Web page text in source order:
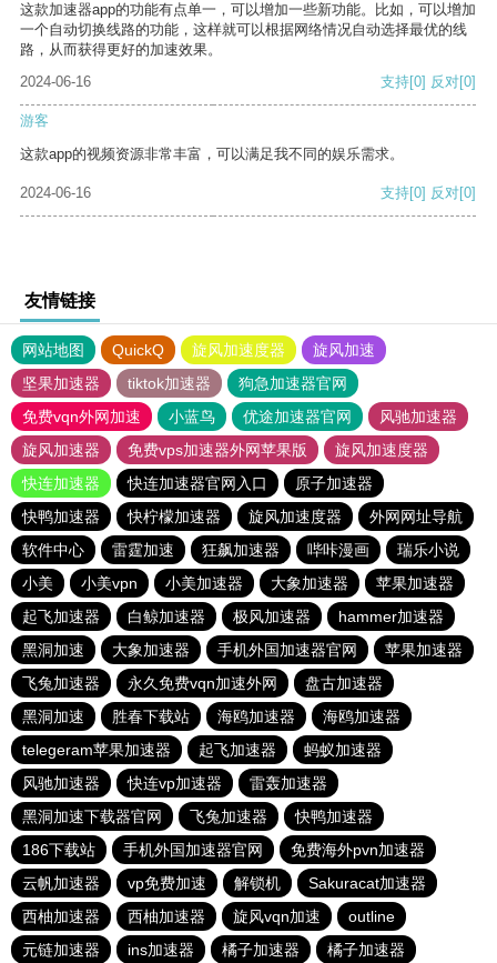
这款加速器app的功能有点单一，可以增加一些新功能。比如，可以增加
一个自动切换线路的功能，这样就可以根据网络情况自动选择最优的线
路，从而获得更好的加速效果。
2024-06-16
支持[0] 反对[0]
游客
这款app的视频资源非常丰富，可以满足我不同的娱乐需求。
2024-06-16 支持[0] 反对[0]
友情链接
网站地图 QuickQ 旋风加速度器
旋风加速
坚果加速器
tiktok加速器
狗急加速器官网
免费vqn外网加速
小蓝鸟 优途加速器官网
风驰加速器
旋风加速器
免费vps加速器外网苹果版
旋风加速度器
快连加速器
快连加速器官网入口
原子加速器
快鸭加速器
快柠檬加速器 旋风加速度器
外网网址导航
软件中心
雷霆加速 狂飙加速器 哔咔漫画
瑞乐小说
小美
小美vpn 小美加速器 大象加速器
苹果加速器
起飞加速器
白鲸加速器 极风加速器
hammer加速器
黑洞加速
大象加速器 手机外国加速器官网
苹果加速器
飞兔加速器
永久免费vqn加速外网
盘古加速器
黑洞加速
胜春下载站 海鸥加速器
海鸥加速器
telegeram苹果加速器
起飞加速器
蚂蚁加速器
风驰加速器
快连vp加速器
雷轰加速器
黑洞加速下载器官网
飞兔加速器
快鸭加速器
186下载站
手机外国加速器官网
免费海外pvn加速器
云帆加速器
vp免费加速 解锁机
Sakuracat加速器
西柚加速器
西柚加速器 旋风vqn加速
outline
元链加速器
ins加速器 橘子加速器 橘子加速器